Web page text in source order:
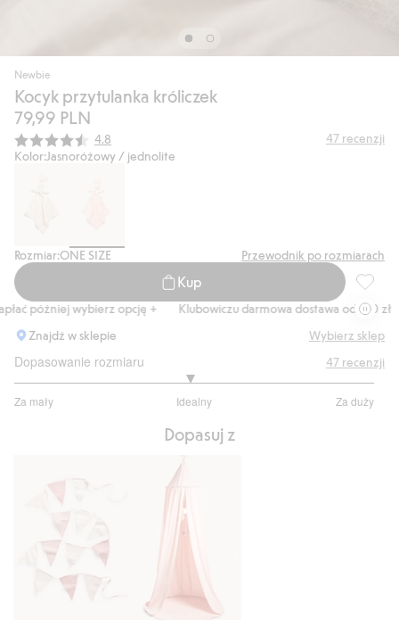
Newbie
Kocyk przytulanka króliczek
79,99 PLN
Średnia ocena:
4.8 47 recenzji
Kolor:Jasnoróżowy / jednolite
Rozmiar:ONE SIZE Przewodnik po rozmiarach
Kup
Kocyk
później wybierz opcję + Klubowiczu darmowa dostawa od 150 zł
Znajdź w sklepie
Wybierz sklep
Dopasowanie rozmiaru
Za mały Idealny Za duży
na
głosów
47 recenzji
Dopasuj z